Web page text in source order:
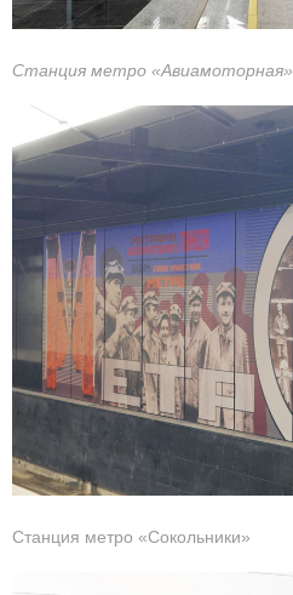
Станция метро «Авиамоторная»
Станция метро «Сокольники»